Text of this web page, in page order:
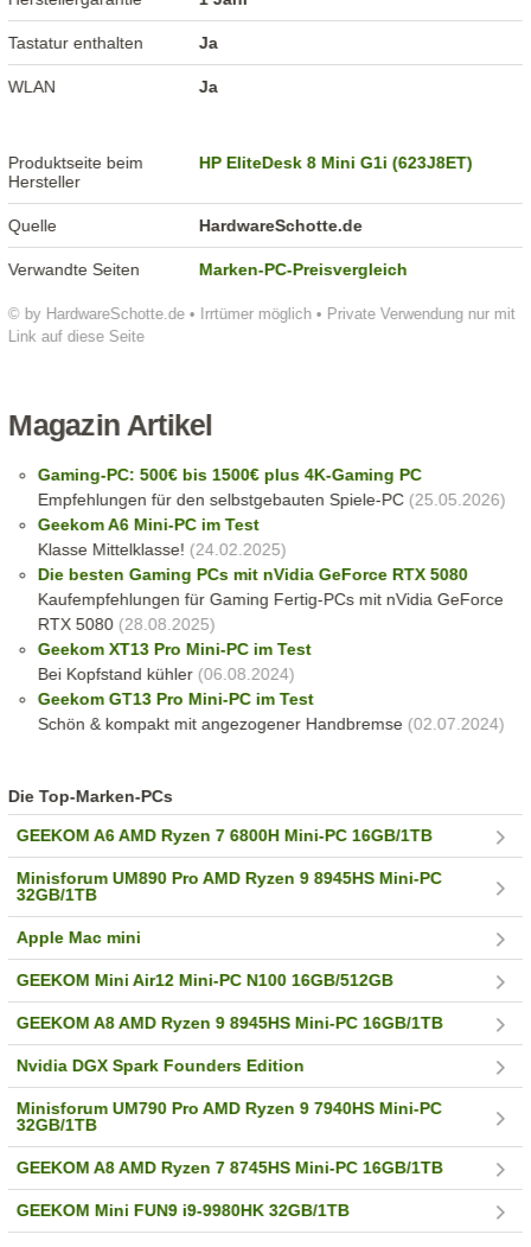
© by HardwareSchotte.de • Irrtümer möglich • Private Verwendung nur mit
Link auf diese Seite
Tastatur enthalten Ja
WLAN Ja
Produktseite beim
Hersteller
HP EliteDesk 8 Mini G1i (623J8ET)
Quelle HardwareSchotte.de
Verwandte Seiten Marken-PC-Preisvergleich
Magazin Artikel
Gaming-PC: 500€ bis 1500€ plus 4K-Gaming PC
Empfehlungen für den selbstgebauten Spiele-PC(25.05.2026)
Geekom A6 Mini-PC im Test
Klasse Mittelklasse! (24.02.2025)
Die besten Gaming PCs mit nVidia GeForce RTX 5080
Kaufempfehlungen für Gaming Fertig-PCs mit nVidia GeForce
RTX 5080(28.08.2025)
Geekom XT13 Pro Mini-PC im Test
Bei Kopfstand kühler(06.08.2024)
Geekom GT13 Pro Mini-PC im Test
Schön & kompakt mit angezogener Handbremse (02.07.2024)
Die Top-Marken-PCs
GEEKOM A6 AMD Ryzen 7 6800H Mini-PC 16GB/1TB
Minisforum UM890 Pro AMD Ryzen 9 8945HS Mini-PC
32GB/1TB
Apple Mac mini
GEEKOM Mini Air12 Mini-PC N100 16GB/512GB
GEEKOM A8 AMD Ryzen 9 8945HS Mini-PC 16GB/1TB
Nvidia DGX Spark Founders Edition
Minisforum UM790 Pro AMD Ryzen 9 7940HS Mini-PC
32GB/1TB
GEEKOM A8 AMD Ryzen 7 8745HS Mini-PC 16GB/1TB
GEEKOM Mini FUN9 i9-9980HK 32GB/1TB